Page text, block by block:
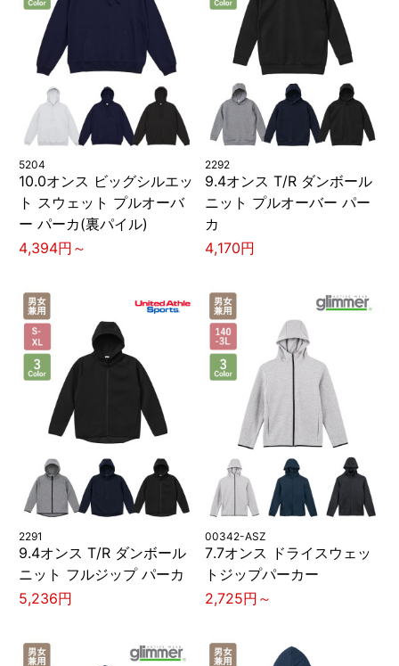
5204
10.0オンス ビッグシルエッ
ト スウェット プルオーバ
ー パーカ(裏パイル)
4,394円～
2292
9.4オンス T/R ダンボール
ニット プルオーバー パー
カ
4,170円
2291
9.4オンス T/R ダンボール
ニット フルジップ パーカ
5,236円
00342-ASZ
7.7オンス ドライスウェッ
トジップパーカー
2,725円～